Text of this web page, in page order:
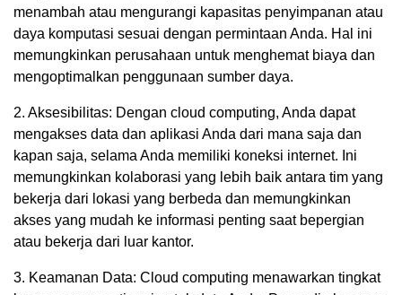
menambah atau mengurangi kapasitas penyimpanan atau
daya komputasi sesuai dengan permintaan Anda. Hal ini
memungkinkan perusahaan untuk menghemat biaya dan
mengoptimalkan penggunaan sumber daya.
2. Aksesibilitas: Dengan cloud computing, Anda dapat
mengakses data dan aplikasi Anda dari mana saja dan
kapan saja, selama Anda memiliki koneksi internet. Ini
memungkinkan kolaborasi yang lebih baik antara tim yang
bekerja dari lokasi yang berbeda dan memungkinkan
akses yang mudah ke informasi penting saat bepergian
atau bekerja dari luar kantor.
3. Keamanan Data: Cloud computing menawarkan tingkat